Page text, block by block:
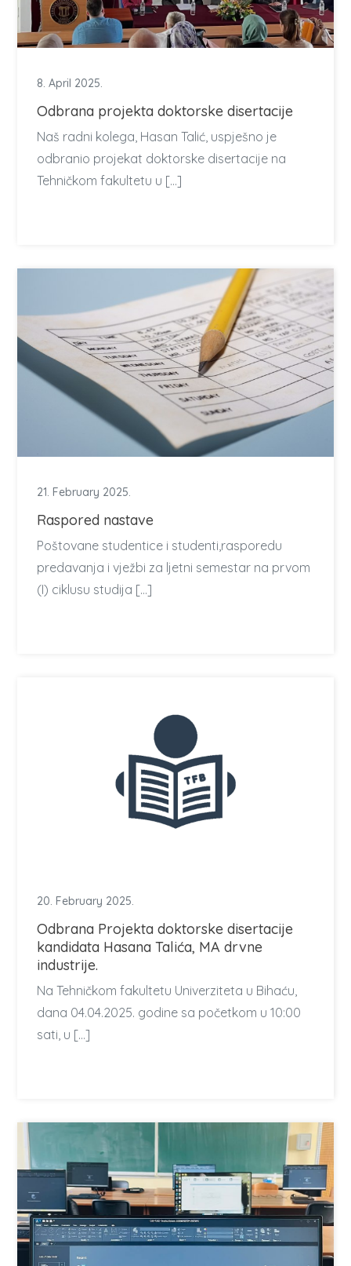
8. April 2025.
Odbrana projekta doktorske disertacije
Naš radni kolega, Hasan Talić, uspješno je
odbranio projekat doktorske disertacije na
Tehničkom fakultetu u […]
21. February 2025.
Raspored nastave
Poštovane studentice i studenti,rasporedu
predavanja i vježbi za ljetni semestar na prvom
(I) ciklusu studija […]
20. February 2025.
Odbrana Projekta doktorske disertacije
kandidata Hasana Talića, MA drvne
industrije.
Na Tehničkom fakultetu Univerziteta u Bihaću,
dana 04.04.2025. godine sa početkom u 10:00
sati, u […]